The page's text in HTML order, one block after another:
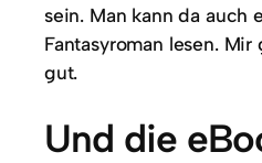
sein. Man kann da auch
Fantasyroman lesen.
gut.
Und die